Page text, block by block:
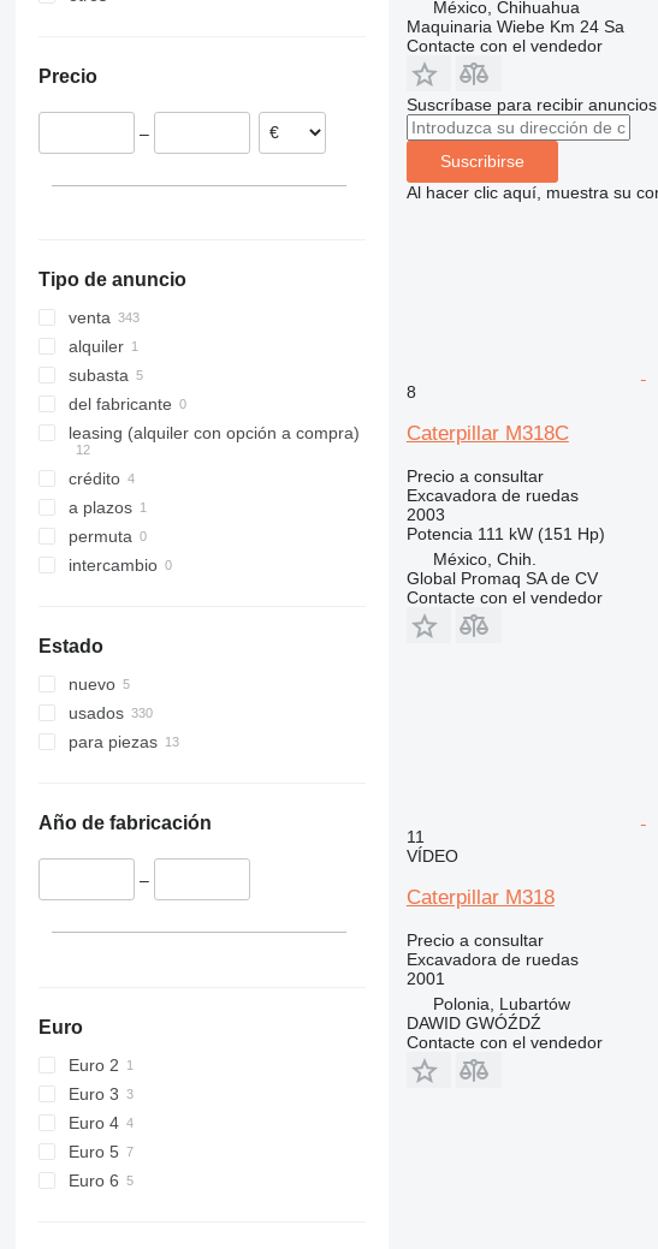
M322
M325
Francia
Rumanía
Precio
–
Tipo de anuncio
venta
alquiler
subasta
del fabricante
leasing (alquiler con opción a compra)
crédito
a plazos
permuta
intercambio
Estado
nuevo
usados
para piezas
Año de fabricación
–
Euro
Euro 2
Euro 3
Euro 4
Euro 5
Euro 6
México, Chihuahua
Maquinaria Wiebe Km 24 Sa
Contacte con el vendedor
Suscríbase para recibir
Suscribirse
Al hacer clic aquí, muestra su
8
Caterpillar M318C
Precio a consultar
Excavadora de ruedas
2003
Potencia 111 kW (151 Hp)
México, Chih.
Global Promaq SA de CV
Contacte con el vendedor
11
VÍDEO
Caterpillar M318
Precio a consultar
Excavadora de ruedas
2001
Polonia, Lubartów
DAWID GWÓŹDŹ
Contacte con el vendedor